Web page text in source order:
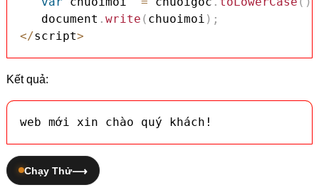
   document
. write ( chuoimoi ) ;
</script>
Kết quả:
web mới xin chào quý khách!
Chạy Thử